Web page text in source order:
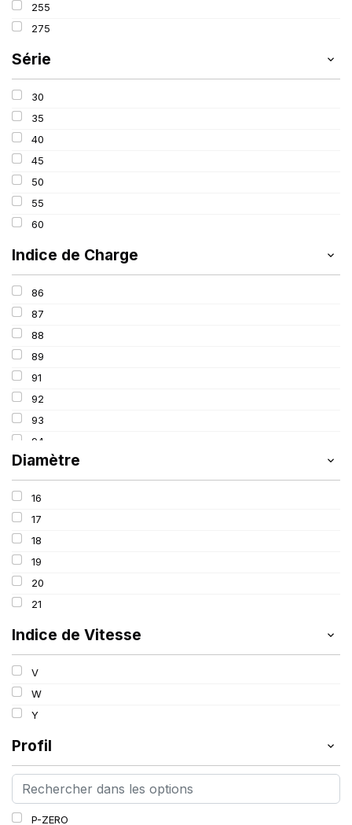
255
275
Série
30
35
40
45
50
55
60
Indice de Charge
86
87
88
89
91
92
93
94
95
96
97
98
99
100
101
102
103
Diamètre
16
17
18
19
20
21
Indice de Vitesse
V
W
Y
Profil
P-ZERO